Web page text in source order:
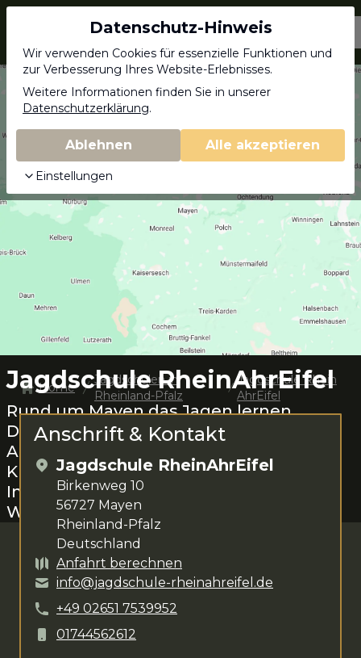
Jagdschein.com
Jagdschule RheinAhrEifel
Rund umMayendas Jagen lernen.
Dennis Lorenz steht dir für deine
Anliegen zur Verfügung. Das
Kursangebot umfasst Abendkurs,
Individualkurs, Kompaktkurs und
Wiederholerkurs
Home
Jagdschulen in
Rheinland-Pfalz
Jagdschule Rhein
AhrEifel
Anschrift & Kontakt
Jagdschule RheinAhrEifel
Birkenweg 10
56727 Mayen
Rheinland-Pfalz
Deutschland
Anfahrt berechnen
info@jagdschule-rheinahreifel.de
+49 02651 7539952
01744562612
Datenschutz-Hinweis
Wir verwenden Cookies für essenzielle Funktionen und
zur Verbesserung Ihres Website-Erlebnisses.
Weitere Informationen finden Sie in unserer
Datenschutzerklärung.
Ablehnen Alle akzeptieren
Einstellungen